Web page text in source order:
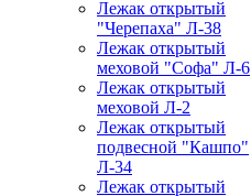
Лежак открытый
"Черепаха" Л-38
Лежак открытый
меховой "Софа" Л-6
Лежак открытый
меховой Л-2
Лежак открытый
подвесной "Кашпо"
Л-34
Лежак открытый